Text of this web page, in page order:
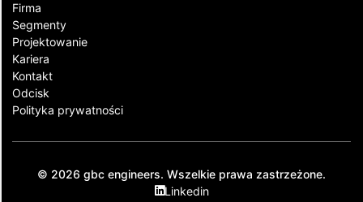
Firma
Segmenty
Projektowanie
Kariera
Kontakt​
Odcisk
Polityka prywatności
© 2026 gbc engineers. Wszelkie prawa zastrzeżone.
Linkedin